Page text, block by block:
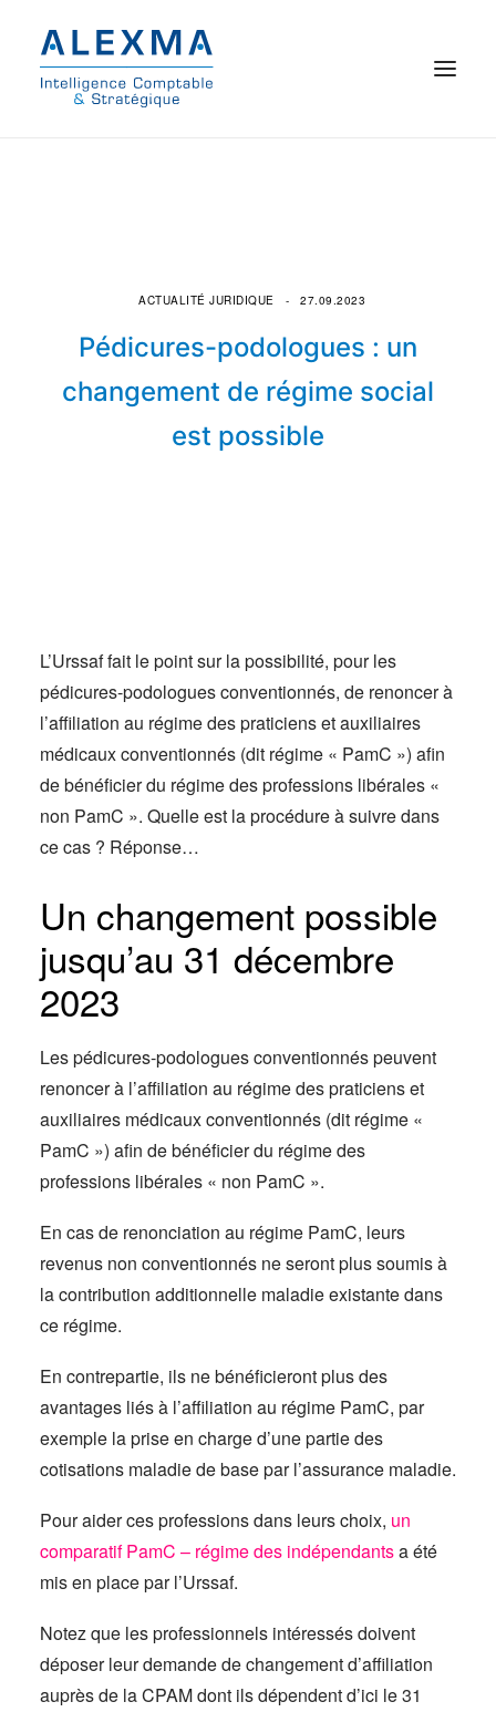
On parle de nous
Qui sommes-nous ?
© 2021 Alexma
Pédicures-podologues : un
changement de régime social
est possible
27.09.2023
ACTUALITÉ JURIDIQUE
L’Urssaf fait le point sur la possibilité, pour les
pédicures-podologues conventionnés, de renoncer à
l’affiliation au régime des praticiens et auxiliaires
médicaux conventionnés (dit régime « PamC ») afin
de bénéficier du régime des professions libérales «
non PamC ». Quelle est la procédure à suivre dans
ce cas ? Réponse…
Un changement possible
jusqu’au 31 décembre
2023
Les pédicures-podologues conventionnés peuvent
renoncer à l’affiliation au régime des praticiens et
auxiliaires médicaux conventionnés (dit régime «
PamC ») afin de bénéficier du régime des
professions libérales « non PamC ».
En cas de renonciation au régime PamC, leurs
revenus non conventionnés ne seront plus soumis à
la contribution additionnelle maladie existante dans
ce régime.
En contrepartie, ils ne bénéficieront plus des
avantages liés à l’affiliation au régime PamC, par
exemple la prise en charge d’une partie des
cotisations maladie de base par l’assurance maladie.
Pour aider ces professions dans leurs choix, un
comparatif PamC – régime des indépendantsa été
mis en place par l’Urssaf.
Notez que les professionnels intéressés doivent
déposer leur demande de changement d’affiliation
auprès de la CPAM dont ils dépendent d’ici le 31